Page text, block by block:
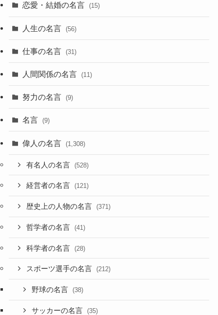
恋愛・結婚の名言 (15)
人生の名言 (56)
仕事の名言 (31)
人間関係の名言 (11)
努力の名言 (9)
名言 (9)
偉人の名言 (1,308)
有名人の名言 (528)
経営者の名言 (121)
歴史上の人物の名言 (371)
哲学者の名言 (41)
科学者の名言 (28)
スポーツ選手の名言 (212)
野球の名言 (38)
サッカーの名言 (35)